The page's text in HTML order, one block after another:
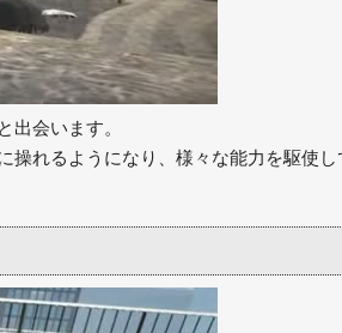
出会います。
操れるようになり、様々な能力を駆使